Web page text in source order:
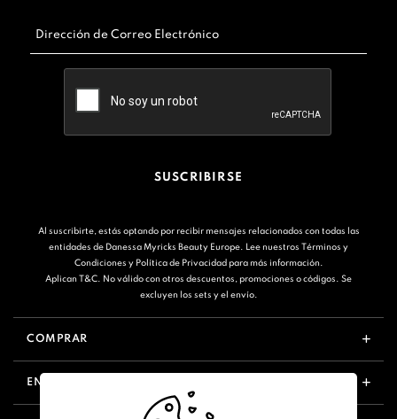
Dirección de Correo Electrónico
SUSCRIBIRSE
Al suscribirte, estás optando por recibir mensajes relacionados con todas las
entidades de Danessa Myricks Beauty Europe. Lee nuestros Términos y
Condiciones y Política de Privacidad para más información.
Aplican T&C. No válido con otros descuentos, promociones o códigos. Se
excluyen los sets y el envío.
COMPRAR
ENLACES ÚTILES